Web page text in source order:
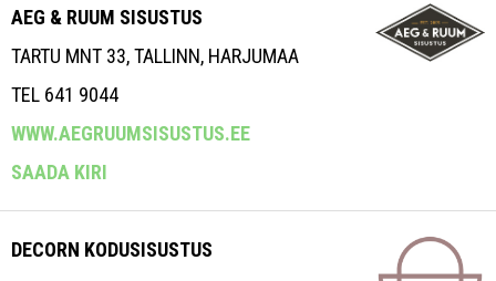
AEG & RUUM SISUSTUS
TARTU MNT 33, TALLINN, HARJUMAA
TEL 641 9044
WWW.AEGRUUMSISUSTUS.EE
SAADA KIRI
DECORN KODUSISUSTUS